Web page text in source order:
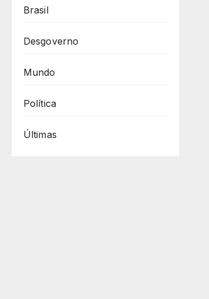
Brasil
Desgoverno
Mundo
Política
Últimas